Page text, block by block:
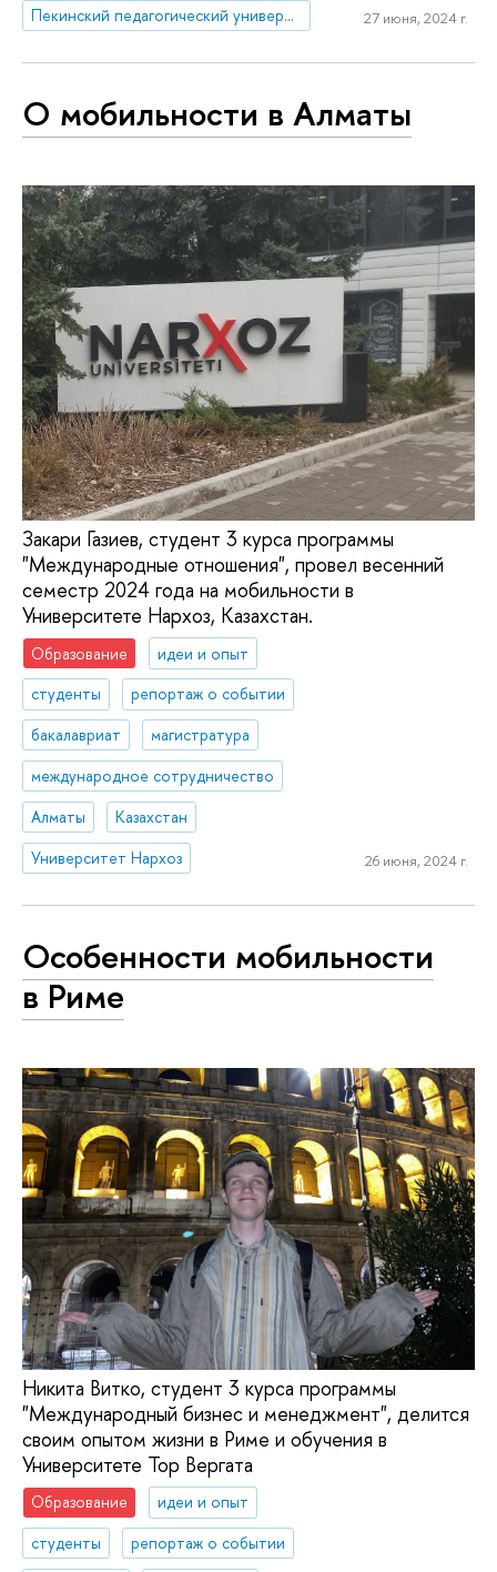
Пекинский педагогический университет 27 июня, 2024 г.
О мобильности в Алматы
Закари Газиев, студент 3 курса программы
"Международные отношения", провел весенний
семестр 2024 года на мобильности в
Университете Нархоз, Казахстан.
Образование
идеи и опыт
студенты
репортаж о событии
бакалавриат
магистратура
международное сотрудничество
Алматы
Казахстан
Университет Нархоз
26 июня, 2024 г.
Особенности мобильности
в Риме
Никита Витко, студент 3 курса программы
"Международный бизнес и менеджмент", делится
своим опытом жизни в Риме и обучения в
Университете Тор Вергата
Образование
идеи и опыт
студенты
репортаж о событии